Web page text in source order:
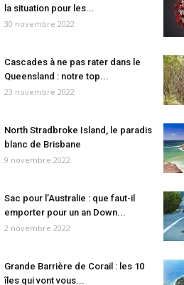
la situation pour les...
30 novembre 2022
Cascades à ne pas rater dans le
Queensland : notre top...
23 novembre 2022
North Stradbroke Island, le paradis
blanc de Brisbane
9 novembre 2022
Sac pour l’Australie : que faut-il
emporter pour un an Down...
2 novembre 2022
Grande Barrière de Corail : les 10
îles qui vont vous...